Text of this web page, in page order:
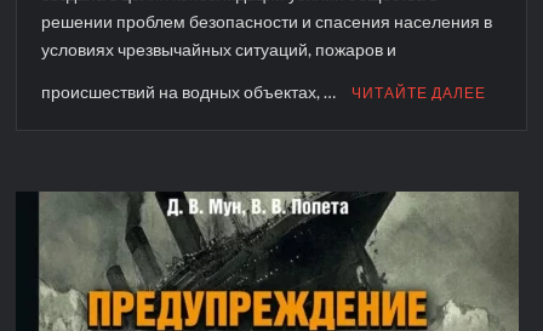
решении проблем безопасности и спасения населения в
условиях чрезвычайных ситуаций, пожаров и
происшествий на водных объектах, … ЧИТАЙТЕ ДАЛЕЕ